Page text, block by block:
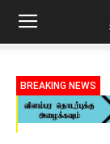
BREAKING NEWS